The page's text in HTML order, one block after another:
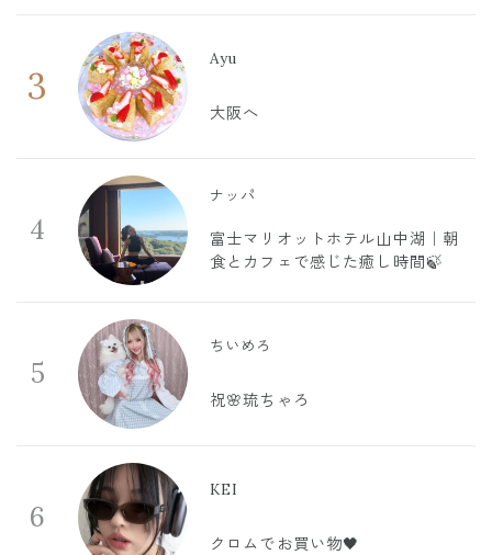
3
Ayu
大阪へ
4
ナッパ
富士マリオットホテル山中湖｜朝
食とカフェで感じた癒し時間🍃
5
ちいめろ
祝🌸琉ちゃろ
6
KEI
クロムでお買い物🖤